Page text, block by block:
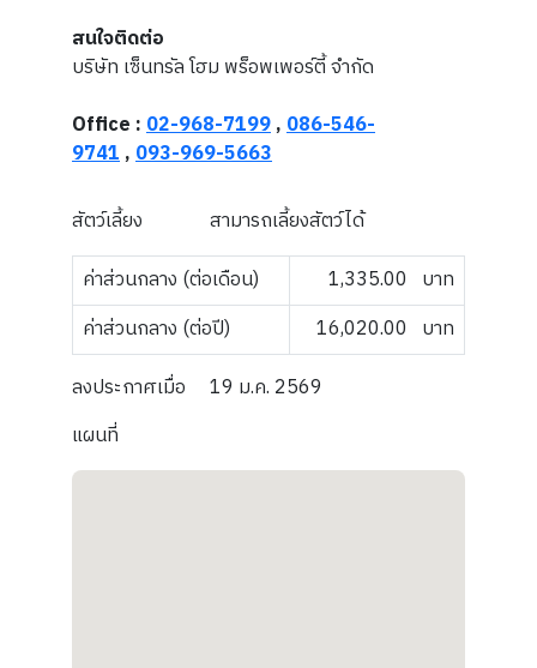
สนใจติดต่อ
บริษัท เซ็นทรัล โฮม พร็อพเพอร์ตี้ จำกัด
Office :02-968-7199,086-546-
9741,093-969-5663
สัตว์เลี้ยง
สามารถเลี้ยงสัตว์ได้
ค่าส่วนกลาง (ต่อเดือน)
1,335.00 บาท
ค่าส่วนกลาง (ต่อปี)
16,020.00 บาท
ลงประกาศเมื่อ
19 ม.ค. 2569
แผนที่